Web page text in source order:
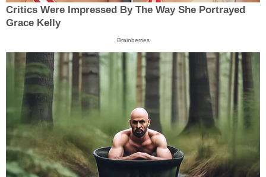
Critics Were Impressed By The Way She Portrayed
Grace Kelly
Brainberries